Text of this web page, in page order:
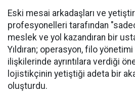
Eski mesai arkadaşları ve
profesyonelleri tarafından
meslek ve yol kazandıran bir
Yıldıran; operasyon, filo
ilişkilerinde ayrıntılara verdiği
lojistikçinin yetiştiği adeta bir
oluşturdu.